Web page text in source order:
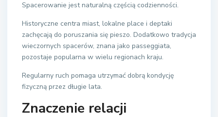
Spacerowanie jest naturalną częścią codzienności.
Historyczne centra miast, lokalne place i deptaki
zachęcają do poruszania się pieszo. Dodatkowo tradycja
wieczornych spacerów, znana jako passeggiata,
pozostaje popularna w wielu regionach kraju.
Regularny ruch pomaga utrzymać dobrą kondycję
fizyczną przez długie lata.
Znaczenie relacji